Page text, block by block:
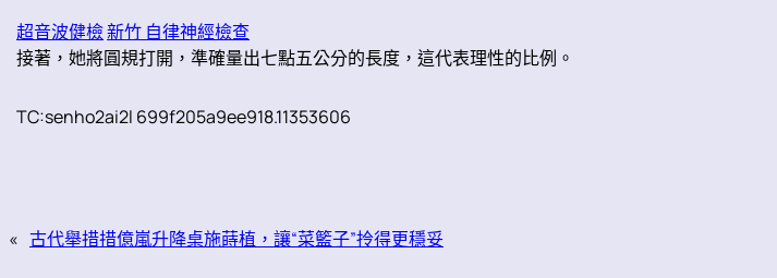
超音波健檢新竹 自律神經檢查
接著，她將圓規打開，準確量出七點五公分的長度，這代表理性的比例。
TC:senho2ai2l 699f205a9ee918.11353606
« 古代舉措措億嵐升降桌施蒔植，讓“菜籃子”拎得更穩妥